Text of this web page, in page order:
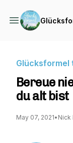
Glücksformel
Bereue
du alt bist
May 07, 2021• Nick